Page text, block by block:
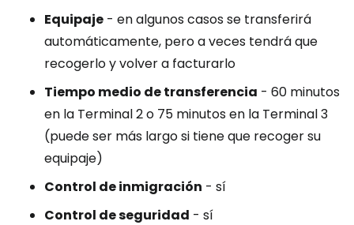
Equipaje - en algunos casos se transferirá
automáticamente, pero a veces tendrá que
recogerlo y volver a facturarlo
Tiempo medio de transferencia - 60 minutos
en la Terminal 2 o 75 minutos en la Terminal 3
(puede ser más largo si tiene que recoger su
equipaje)
Control de inmigración - sí
Control de seguridad - sí